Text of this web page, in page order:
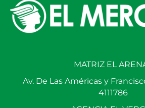
MATRIZ EL
Av. De Las Américas y
4111786